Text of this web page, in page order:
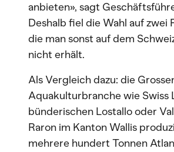
anbieten», sagt
Deshalb fiel die Wahl auf zwei
die man sonst auf dem
nicht erhält.
Als Vergleich dazu: die
Aquakulturbranche wie Swiss
bünderischen Lostallo oder
Raron im Kanton Wallis
mehrere hundert Tonnen